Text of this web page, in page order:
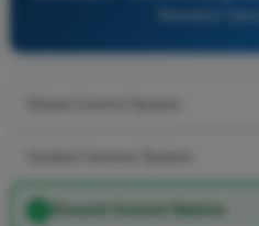
Ground Control Station